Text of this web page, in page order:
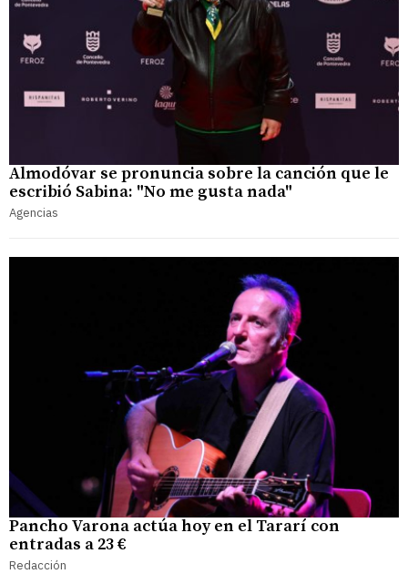
Almodóvar se pronuncia sobre la canción que le
escribió Sabina: "No me gusta nada"
Agencias
Pancho Varona actúa hoy en el Tararí con
entradas a 23 €
Redacción